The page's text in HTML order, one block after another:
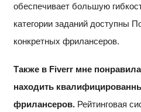
обеспечивает большую
категории заданий доступны
конкретных фрилансеров.
Также в Fiverr мне
находить
фрилансеров. Рейтинговая